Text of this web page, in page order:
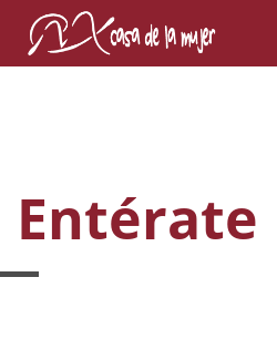
Entérate